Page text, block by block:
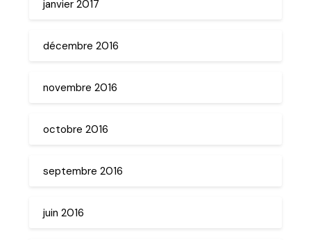
janvier 2017
décembre 2016
novembre 2016
octobre 2016
septembre 2016
juin 2016